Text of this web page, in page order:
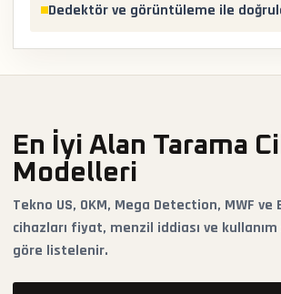
Dedektör ve görüntüleme ile
En İyi Alan Tarama
Modelleri
Tekno US, OKM, Mega Detection, MWF
cihazları fiyat, menzil iddiası ve
göre listelenir.